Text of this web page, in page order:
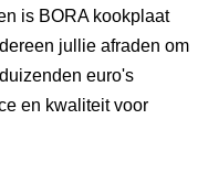
is BORA kookplaat
jullie afraden om
euro's
en kwaliteit voor